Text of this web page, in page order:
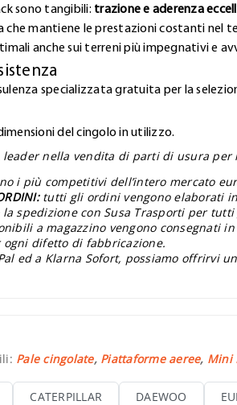
sono tangibili: trazione e aderenza
mantiene le prestazioni costanti nel
anche sui terreni più impegnativi e
specializzata gratuita per la
del cingolo in utilizzo.
leader nella vendita di parti di usura
i più competitivi dell’intero mercato
tutti gli ordini vengono elaborati
spedizione con Susa Trasporti per
a magazzino vengono consegnati
ogni difetto di fabbricazione.
ed a Klarna Sofort, possiamo offrirvi
Pale cingolate, Piattaforme aeree, Mini
CATERPILLAR DAEWOO